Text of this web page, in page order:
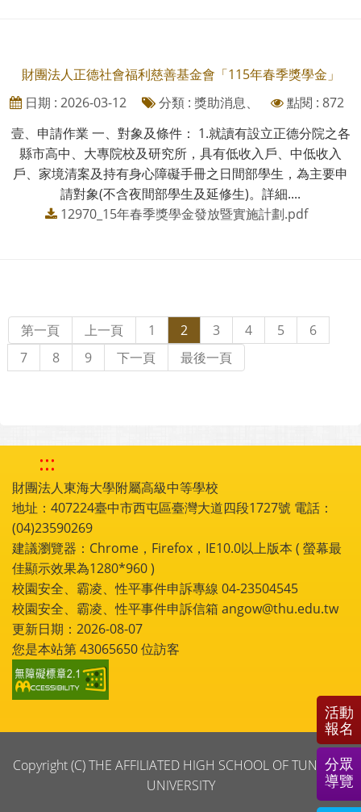
財團法人正德社會福利慈善基金會「115年春季獎學金」
日期 : 2026-03-12
分類 : 獎助消息、
點閱 : 872
壹、申請作業 一、對象及條件： 1.就讀有設立正德分院之各
縣市高中、大專院校及研究所，具有低收入戶、中低收入
戶、家境清案及持有身心障礙手冊之日間部學生，為主要申
請對象(不含夜間部學生及延修生)。詳細....
12970_15年春季獎學金發放暨實施計劃.pdf
第一頁 上一頁 1 2 3 4 5
6
7
8 9 下一頁 最後一頁
:::
財團法人東海大學附屬高級中等學校
地址：407224臺中市西屯區臺灣大道四段1727號 電話：
(04)23590269
建議瀏覽器：Chrome，Firefox，IE10.0以上版本 ( 螢幕最
佳顯示效果為1280*960 )
校園安全、霸凌、性平事件申訴專線 04-23504545
校園安全、霸凌、性平事件申訴信箱 angow@thu.edu.tw
更新日期：2026-08-07
您是本站第43065650位訪客
Copyright (C) THE AFFILIATED HIGH SCHOOL OF TUNGHAI
UNIVERSITY
活動
報名
分眾
導覽